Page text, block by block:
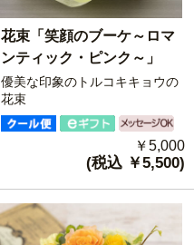
花束「笑顔のブーケ～ロマ
ンティック・ピンク～」
優美な印象のトルコキキョウの
花束
￥5,000
(税込 ￥5,500)